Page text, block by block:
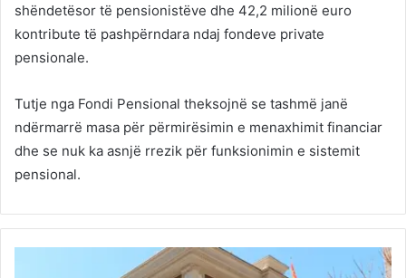
shëndetësor të pensionistëve dhe 42,2 milionë euro
kontribute të pashpërndara ndaj fondeve private
pensionale.
Tutje nga Fondi Pensional theksojnë se tashmë janë
ndërmarrë masa për përmirësimin e menaxhimit financiar
dhe se nuk ka asnjë rrezik për funksionimin e sistemit
pensional.